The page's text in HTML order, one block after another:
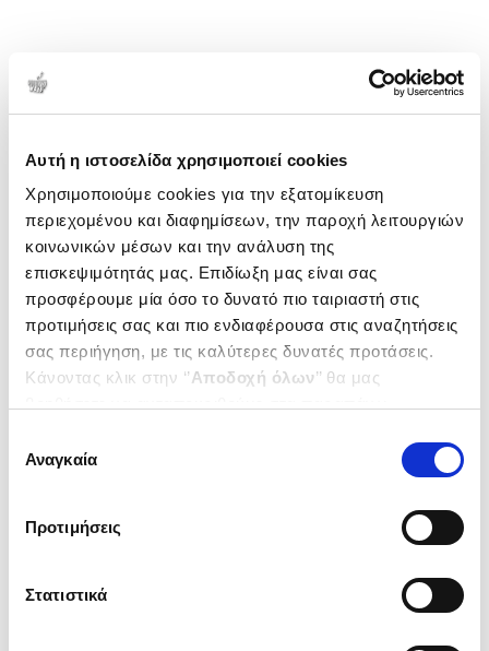
Αυτή η ιστοσελίδα χρησιμοποιεί cookies
Χρησιμοποιούμε cookies για την εξατομίκευση
περιεχομένου και διαφημίσεων, την παροχή λειτουργιών
κοινωνικών μέσων και την ανάλυση της
επισκεψιμότητάς μας. Επιδίωξη μας είναι σας
προσφέρουμε μία όσο το δυνατό πιο ταιριαστή στις
προτιμήσεις σας και πιο ενδιαφέρουσα στις αναζητήσεις
σας περιήγηση, με τις καλύτερες δυνατές προτάσεις.
Κάνοντας κλικ στην ‘’Αποδοχή όλων’’ θα μας
ενδιαφέρουν και να επιλέξετε από τα παρακάτω με την
΄΄και να ενημερωθείτε σχετικά με
συγκατάθεσης
Αναγκαία
Προτιμήσεις
Στατιστικά